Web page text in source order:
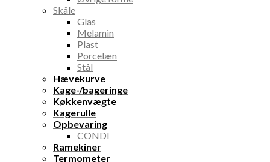
Skåle
Glas
Melamin
Plast
Porcelæn
Stål
Hævekurve
Kage-/bageringe
Køkkenvægte
Kagerulle
Opbevaring
CONDI
Ramekiner
Termometer